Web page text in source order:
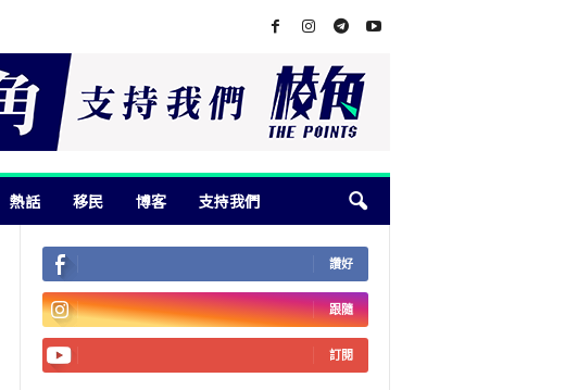
熱話 移民 博客 支持我們
讚好
跟隨
訂閱